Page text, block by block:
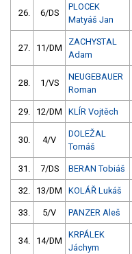
26. 6/DS
PLOCEK
Matyáš Jan
27. 11/DM
ZACHYSTAL
Adam
28. 1/VS
NEUGEBAUER
Roman
29. 12/DM KLÍR Vojtěch
30. 4/V
DOLEŽAL
Tomáš
31. 7/DS BERAN Tobiáš
32. 13/DM KOLÁŘ Lukáš
33. 5/V PANZER Aleš
34. 14/DM
KRPÁLEK
Jáchym